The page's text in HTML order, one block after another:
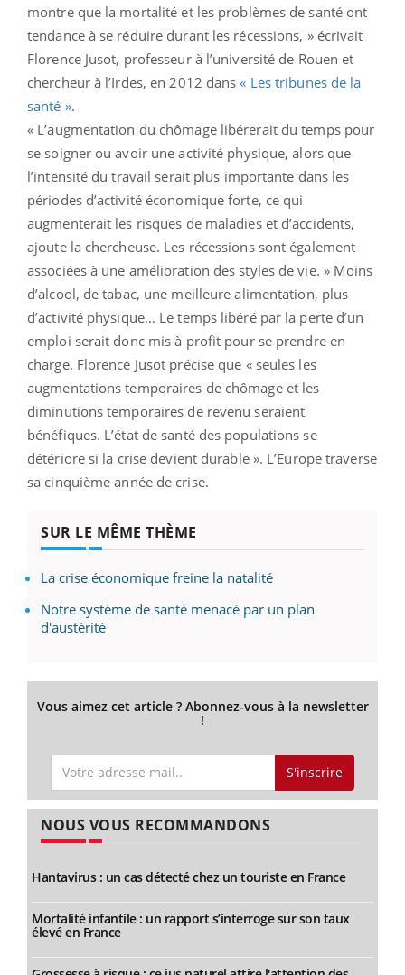
montre que la mortalité et les problèmes de santé ont
tendance à se réduire durant les récessions, » écrivait
Florence Jusot, professeur à l’université de Rouen et
chercheur à l’Irdes, en 2012 dans« Les tribunes de la
santé ».
« L’augmentation du chômage libérerait du temps pour
se soigner ou avoir une activité physique, alors que
l’intensité du travail serait plus importante dans les
périodes d’activité économique forte, ce qui
augmenterait les risques de maladies et d’accidents,
ajoute la chercheuse. Les récessions sont également
associées à une amélioration des styles de vie. » Moins
d’alcool, de tabac, une meilleure alimentation, plus
d’activité physique… Le temps libéré par la perte d’un
emploi serait donc mis à profit pour se prendre en
charge. Florence Jusot précise que « seules les
augmentations temporaires de chômage et les
diminutions temporaires de revenu seraient
bénéfiques. L’état de santé des populations se
détériore si la crise devient durable ». L’Europe traverse
sa cinquième année de crise.
SUR LE MÊME THÈME
La crise économique freine la natalité
Notre système de santé menacé par un plan
d'austérité
Vous aimez cet article ? Abonnez-vous à la newsletter
!
S'inscrire
NOUS VOUS RECOMMANDONS
Hantavirus : un cas détecté chez un touriste en France
Mortalité infantile : un rapport s’interroge sur son taux
élevé en France